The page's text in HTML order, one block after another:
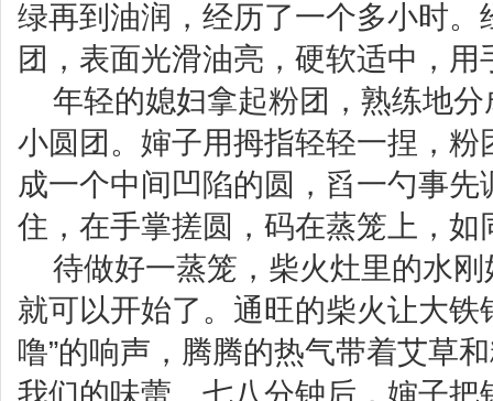
绿再到油润，经历了一个多小时。
团，表面光滑油亮，硬软适中，用
年轻的媳妇拿起粉团，熟练地
小圆团。婶子用拇指轻轻一捏，粉
成一个中间凹陷的圆，舀一勺事
住，在手掌搓圆，码在蒸笼上，如
待做好一蒸笼，柴火灶里的水
就可以开始了。通旺的柴火让大铁
噜”的响声，腾腾的热气带着艾草
我们的味蕾。七八分钟后，婶子把